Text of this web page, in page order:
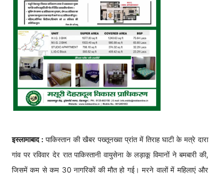
इस्लामाबाद :पाकिस्तान की खैबर पख्तूनख्वा प्रांत में तिराह घाटी के मत्रे दारा
गांव पर रविवार देर रात पाकिस्तानी वायुसेना के लड़ाकू विमानों ने बमबारी की,
जिसमें कम से कम 30 नागरिकों की मौत हो गई। मरने वालों में महिलाएं और